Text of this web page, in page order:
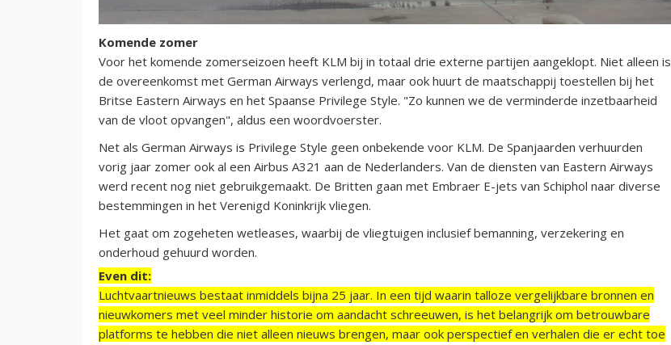
Komende zomer
Voor het komende zomerseizoen heeft KLM bij in totaal drie externe partijen aangeklopt. Niet alleen is
de overeenkomst met German Airways verlengd, maar ook huurt de maatschappij toestellen bij het
Britse Eastern Airways en het Spaanse Privilege Style. "Zo kunnen we de verminderde inzetbaarheid
van de vloot opvangen", aldus een woordvoerster.
Net als German Airways is Privilege Style geen onbekende voor KLM. De Spanjaarden verhuurden
vorig jaar zomer ook al een Airbus A321 aan de Nederlanders. Van de diensten van Eastern Airways
werd recent nog niet gebruikgemaakt. De Britten gaan met Embraer E-jets van Schiphol naar diverse
bestemmingen in het Verenigd Koninkrijk vliegen.
Het gaat om zogeheten wetleases, waarbij de vliegtuigen inclusief bemanning, verzekering en
onderhoud gehuurd worden.
Even dit:
Luchtvaartnieuws bestaat inmiddels bijna 25 jaar. In een tijd waarin talloze vergelijkbare bronnen en
nieuwkomers met veel minder historie om aandacht schreeuwen, is het belangrijk om betrouwbare
platforms te hebben die niet alleen nieuws brengen, maar ook perspectief en verhalen die er echt toe